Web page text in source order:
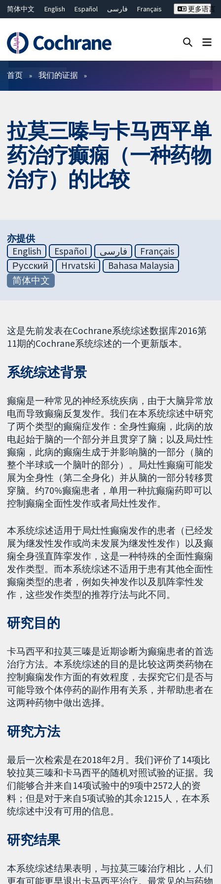
简体中文 English Español فارسی
Français
ไทย
繁體中文
更多语言
过滤
首页 我们的证据
拉莫三嗪与卡马西平单
药治疗癫痫（一种药物
治疗）的比较
亦提供
English
Español فارسی
Français
Русский
Hrvatski
Bahasa Malaysia
简体中文
这是先前发表在Cochrane系统综述数据库2016第
11期的Cochrane系统综述的一个更新版本。
系统综述背景
癫痫是一种常见的神经系统疾病，由于大脑异常放
电而导致癫痫反复发作。我们在本系统综述中研究
了两个类型的癫痫症发作：全身性癫痫，此病的放
电起始于脑的一个部分并且贯穿了脑；以及局灶性
癫痫，此病的癫痫生成于并影响脑的一部分（脑的
整个半球或一个脑叶的部分）。局灶性癫痫可能发
展为全身性（第二全身化）并从脑的一部分转移贯
穿脑。约70%癫痫患者，单用一种抗癫痫药即可以
控制癫痫全面性发作或者局灶性发作。
本系统综述适用于局灶性癫痫发作的患者（已经发
展为继发性发作或尚未发展为继发性发作）以及癫
痫全身强直阵挛发作，这是一种特殊的全面性癫痫
发作类型。而本系统综述不适用于患有其他全面性
癫痫类型的患者，例如失神发作以及肌阵挛性发
作，这些发作类型的推荐疗法与此不同。
研究目的
卡马西平和拉莫三嗪是近期诊断为癫痫患者的首选
治疗方法。本系统综述的目的是比较这两类药物在
控制癫痫发作方面的有效程度，去探究它们是否与
可能导致个体停药的副作用有关系，并帮助患者在
这两种药物中做出选择。
研究方法
最后一次检索是在2018年2月。我们评价了14项比
较拉莫三嗪和卡马西平的随机对照试验的证据。我
们能够合并来自14项试验中的9项中2572人的资
料；但是对于来自5项试验的其余1215人，在本系
统综述中没有可用的信息。
研究结果
本系统综述结果表明，与拉莫三嗪治疗相比，人们
更有可能更早退出卡马西平治疗。最常见的与药物